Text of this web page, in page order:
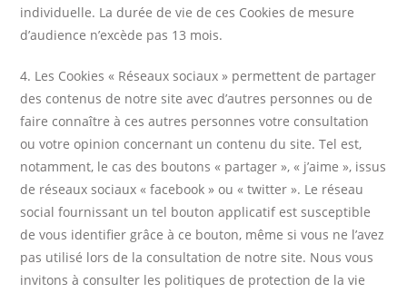
individuelle. La durée de vie de ces Cookies de mesure
d’audience n’excède pas 13 mois.
4. Les Cookies « Réseaux sociaux » permettent de partager
des contenus de notre site avec d’autres personnes ou de
faire connaître à ces autres personnes votre consultation
ou votre opinion concernant un contenu du site. Tel est,
notamment, le cas des boutons « partager », « j’aime », issus
de réseaux sociaux « facebook » ou « twitter ». Le réseau
social fournissant un tel bouton applicatif est susceptible
de vous identifier grâce à ce bouton, même si vous ne l’avez
pas utilisé lors de la consultation de notre site. Nous vous
invitons à consulter les politiques de protection de la vie